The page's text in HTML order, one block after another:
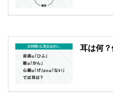
耳は何？